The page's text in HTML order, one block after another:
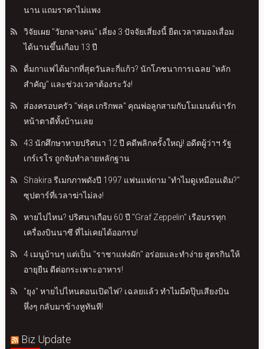
นาน แถมราคาไม่แพง
วิจัยเผย "วัยกลางคน" เลี่ยง 3 ปัจจัยเสี่ยงนี้ ยืดเวลาสมองเสื่อม
ได้นานขึ้นเกือบ 13 ปี
ดื่มกาแฟได้มากที่สุดวันละกี่แก้ว? นักโภชนาการเฉลย "หลัก
สำคัญ" และช่วงเวลาต้องระวัง!
ส่องครอบครัว "ฟลุค เกริกพล" คุณพ่อลูกสามกับโมเมนต์น่ารัก
หน้าตาดีทั้งบ้านเลย
43 นักศึกษาหายปริศนา 12 ปี คดีพลิกครั้งใหญ่! อดีตผู้ว่าฯ รัฐ
เกร์เรโร ถูกจับทำลายหลักฐาน
Shakira รีเมกภาพดังปี 1997 แฟนแห่ถาม "ทำไมดูเหมือนเดิม?"
ซุปตาร์ที่เวลาฆ่าไม่ลง!
หายไปไหน? ปริศนาเกือบ 60 ปี "Graf Zeppelin" เรือบรรทุก
เครื่องบินนาซี ที่ไม่เคยได้ออกรบ!
4 เมนูบ้านๆ แต่เป็น "ราชาแห่งผัก" อร่อยและทำง่าย สูตรกินให้
อายุยืน ดีต่อกระเพาะอาหาร!
"ยุง" หายไปไหนตอนเปิดไฟ? เฉลยแล้ว ทำไมมืดปุ๊บเสียงบิน
หึ่งๆ กลับมาข้างหูทันที!
Biz Update